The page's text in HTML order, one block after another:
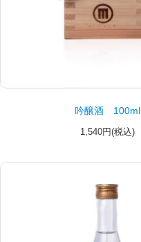
吟醸酒 100ml
1,540円(税込)